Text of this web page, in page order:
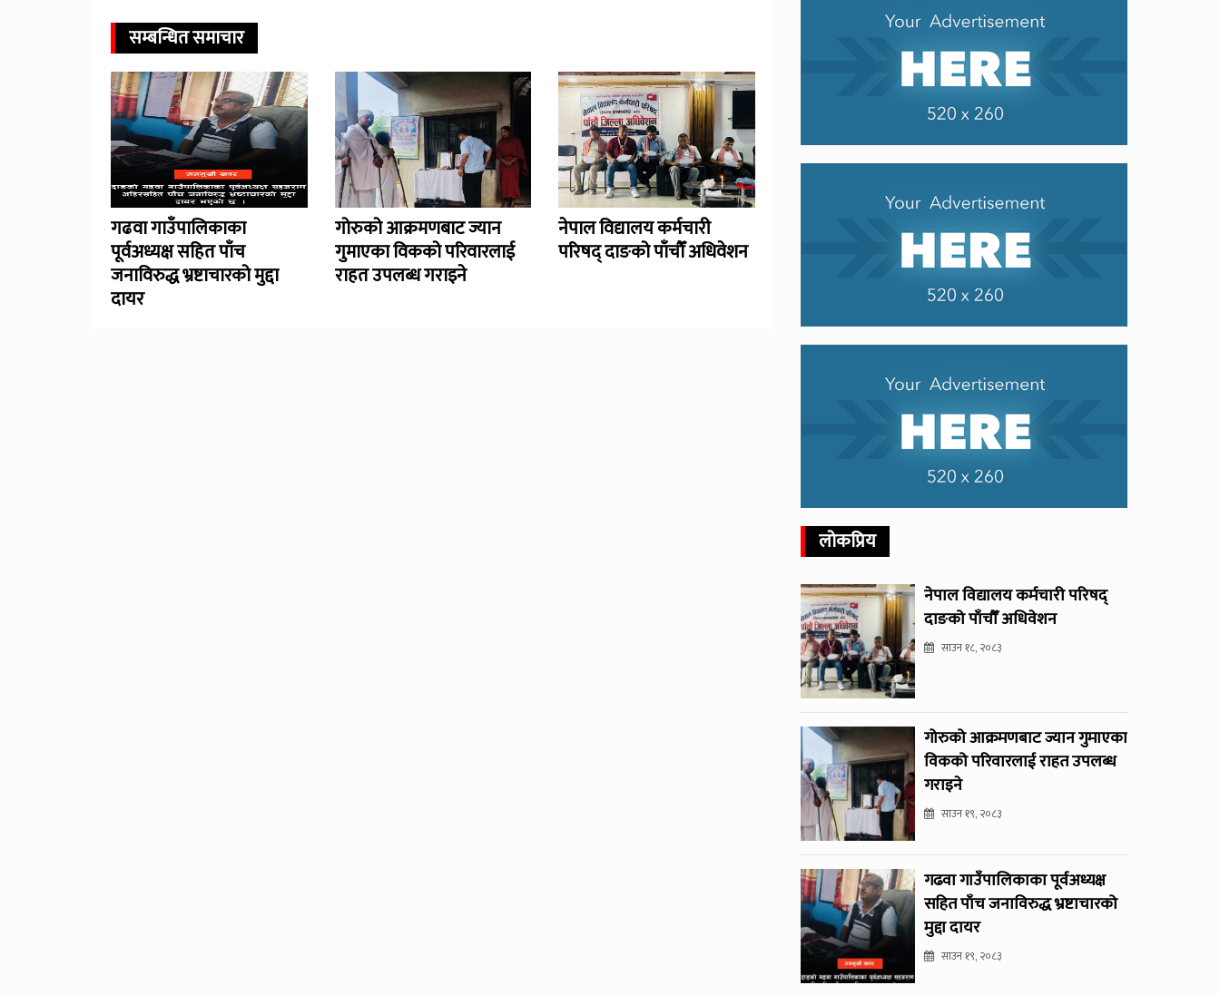
सम्बन्धित समाचार
गढवा गाउँपालिकाका
पूर्वअध्यक्ष सहित पाँच
जनाविरुद्ध भ्रष्टाचारको मुद्दा
दायर
गोरुको आक्रमणबाट ज्यान
गुमाएका विकको परिवारलाई
राहत उपलब्ध गराइने
नेपाल विद्यालय कर्मचारी
परिषद् दाङको पाँचौँ अधिवेशन
लोकप्रिय
नेपाल विद्यालय कर्मचारी परिषद्
दाङको पाँचौँ अधिवेशन
साउन १८, २०८३
गोरुको आक्रमणबाट ज्यान गुमाएका
विकको परिवारलाई राहत उपलब्ध
गराइने
साउन १९, २०८३
गढवा गाउँपालिकाका पूर्वअध्यक्ष
सहित पाँच जनाविरुद्ध भ्रष्टाचारको
मुद्दा दायर
साउन १९, २०८३